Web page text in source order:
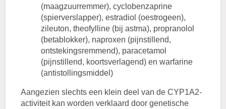
(maagzuurremmer), cyclobenzaprine
(spierverslapper), estradiol (oestrogeen),
zileuton, theofylline (bij astma), propranolol
(betablokker), naproxen (pijnstillend,
ontstekingsremmend), paracetamol
(pijnstillend, koortsverlagend) en warfarine
(antistollingsmiddel)
Aangezien slechts een klein deel van de CYP1A2-
activiteit kan worden verklaard door genetische